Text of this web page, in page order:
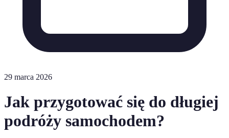
29 marca 2026
Jak przygotować się do długiej
podróży samochodem?